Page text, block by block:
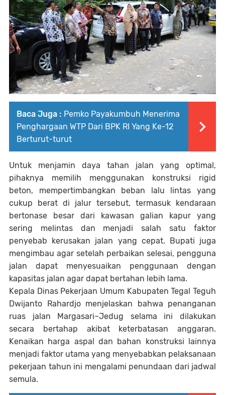
Baca Juga : Pemko Payakumbuh Menerima
Penghargaan WTP Dari BPK RI Yang Ke-12
Berturut-turut
Untuk menjamin daya tahan jalan yang optimal,
pihaknya memilih menggunakan konstruksi rigid
beton, mempertimbangkan beban lalu lintas yang
cukup berat di jalur tersebut, termasuk kendaraan
bertonase besar dari kawasan galian kapur yang
sering melintas dan menjadi salah satu faktor
penyebab kerusakan jalan yang cepat. Bupati juga
mengimbau agar setelah perbaikan selesai, pengguna
jalan dapat menyesuaikan penggunaan dengan
kapasitas jalan agar dapat bertahan lebih lama.
Kepala Dinas Pekerjaan Umum Kabupaten Tegal Teguh
Dwijanto Rahardjo menjelaskan bahwa penanganan
ruas jalan Margasari–Jedug selama ini dilakukan
secara bertahap akibat keterbatasan anggaran.
Kenaikan harga aspal dan bahan konstruksi lainnya
menjadi faktor utama yang menyebabkan pelaksanaan
pekerjaan tahun ini mengalami penundaan dari jadwal
semula.